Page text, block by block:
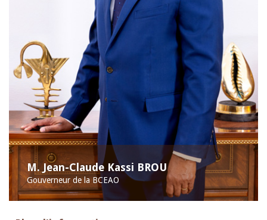
M. Jean-Claude Kassi BROU
Gouverneur de la BCEAO